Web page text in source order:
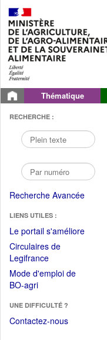
Thématique
RECHERCHE :
Recherche Avancée
LIENS UTILES :
Le portail s'améliore(Fichier
Circulaires de
Legifrance(Ouvrir
dans
une
fenêtre)
Mode d'emploi de
BO-agri(Ouvrir
une
nouvelle
UNE DIFFICULTÉ ?
Contactez-nous